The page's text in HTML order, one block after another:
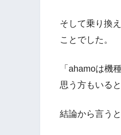
そして乗り換
ことでした。
「ahamoは機
思う方もいる
結論から言う